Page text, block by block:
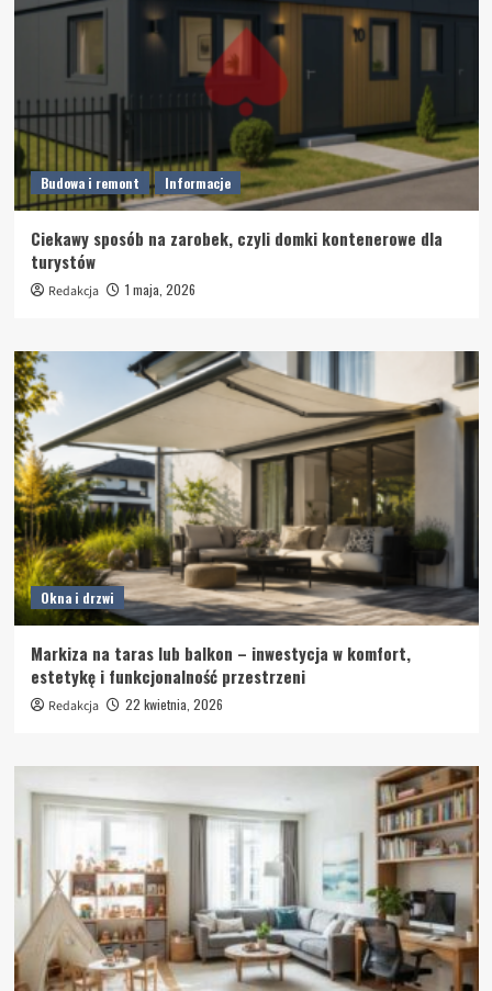
Budowa i remont Informacje
Ciekawy sposób na zarobek, czyli domki kontenerowe dla
turystów
Redakcja 1 maja, 2026
Okna i drzwi
Markiza na taras lub balkon – inwestycja w komfort,
estetykę i funkcjonalność przestrzeni
Redakcja 22 kwietnia, 2026